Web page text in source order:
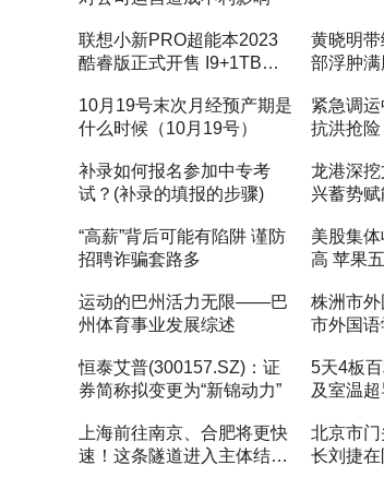
联想小新PRO超能本2023
酷睿版正式开售 I9+1TB售
黄晓明
部浮肿
10月19号末次月经预产期是
什么时候（10月19号）
紧急调
抗洪抢险
补录如何报名参加中专考
试？(补录的填报的步骤)
龙港深
兴蓄势赋
“高薪”背后可能有陷阱 谨防
招聘诈骗套路多
美股集
高 苹果
运动的巴州活力无限——巴
州体育事业发展综述
株洲市外
市外国
恒泰艾普(300157.SZ)：证
券简称拟变更为“新锦动力”
5天4板
及室温
上海前往南京、合肥将更快
速！这条隧道进入主体结构
北京市
长刘捷